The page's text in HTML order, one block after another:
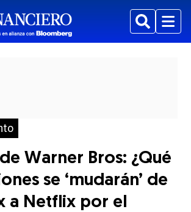
BuscarMenu
Warner Bros: ¿Qué
se ‘mudarán’ de
a Netflix por el